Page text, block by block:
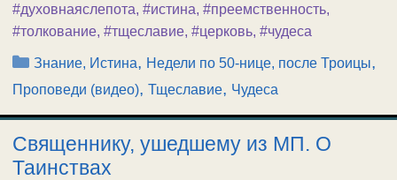
#духовнаяслепота, #истина, #преемственность,
#толкование, #тщеславие, #церковь, #чудеса
Рубрики
Знание, Истина, Недели по 50-нице, после Троицы,
Проповеди (видео), Тщеславие, Чудеса
Священнику, ушедшему из МП. О
Таинствах